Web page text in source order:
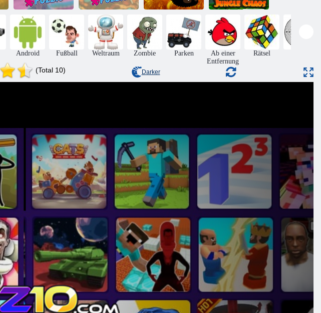
Chinesische
Wasserdrachenpuzzle
Fliegende
chinesische
Drachenpuzzle -
Rätsel
Badland
Kiba und
Kumba:
Dschungelchaos
Android Fußball Weltraum Zombie Parken
Ab einer
Entfernung
Rätsel
(Total 10) Darker